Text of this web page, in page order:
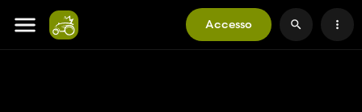
Accesso